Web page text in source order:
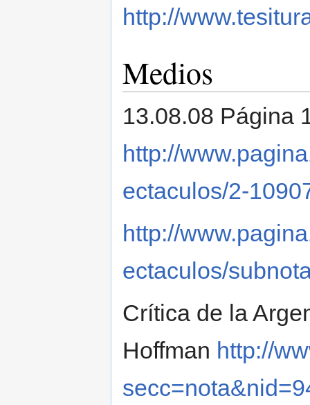
http://
Medios
13.08.08 Página
http://
ectaculos/2-
http://
ectaculos/
Crítica de la
Hoffman http://